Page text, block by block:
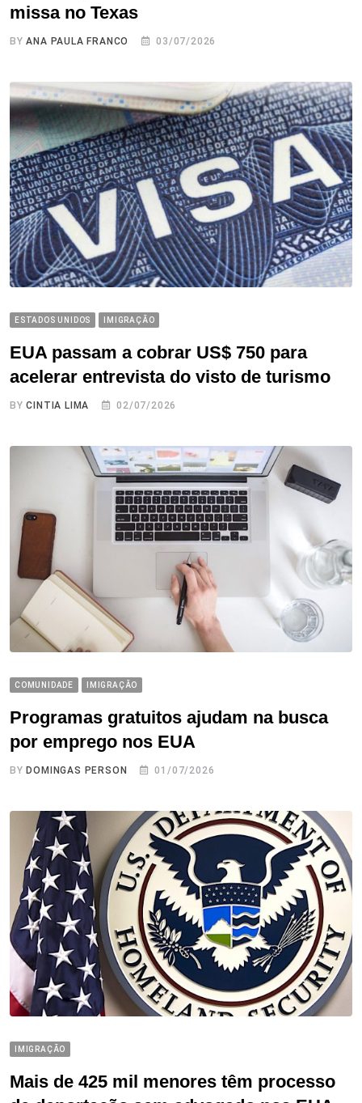
missa no Texas
BYANA PAULA FRANCO 03/07/2026
ESTADOS UNIDOS IMIGRAÇÃO
EUA passam a cobrar US$ 750 para
acelerar entrevista do visto de turismo
BYCINTIA LIMA 02/07/2026
COMUNIDADE IMIGRAÇÃO
Programas gratuitos ajudam na busca
por emprego nos EUA
BYDOMINGAS PERSON 01/07/2026
IMIGRAÇÃO
Mais de 425 mil menores têm processo